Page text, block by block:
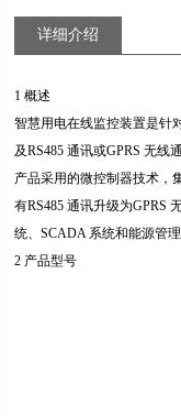
详细介绍
1 概述
智慧用电在线监控装置是针
及RS485 通讯或GPRS 无
产品采用的微控制器技术，
有RS485 通讯升级为GPRS
统、SCADA 系统和能源管
2 产品型号